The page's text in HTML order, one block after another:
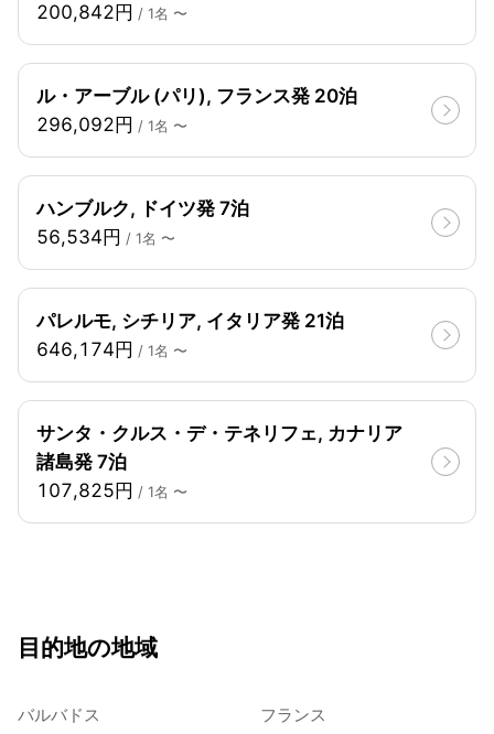
200,842円 / 1名 〜
ル・アーブル (パリ), フランス発 20泊
296,092円 / 1名 〜
ハンブルク, ドイツ発 7泊
56,534円 / 1名 〜
パレルモ, シチリア, イタリア発 21泊
646,174円 / 1名 〜
サンタ・クルス・デ・テネリフェ, カナリア
諸島発 7泊
107,825円 / 1名 〜
目的地の地域
バルバドス フランス